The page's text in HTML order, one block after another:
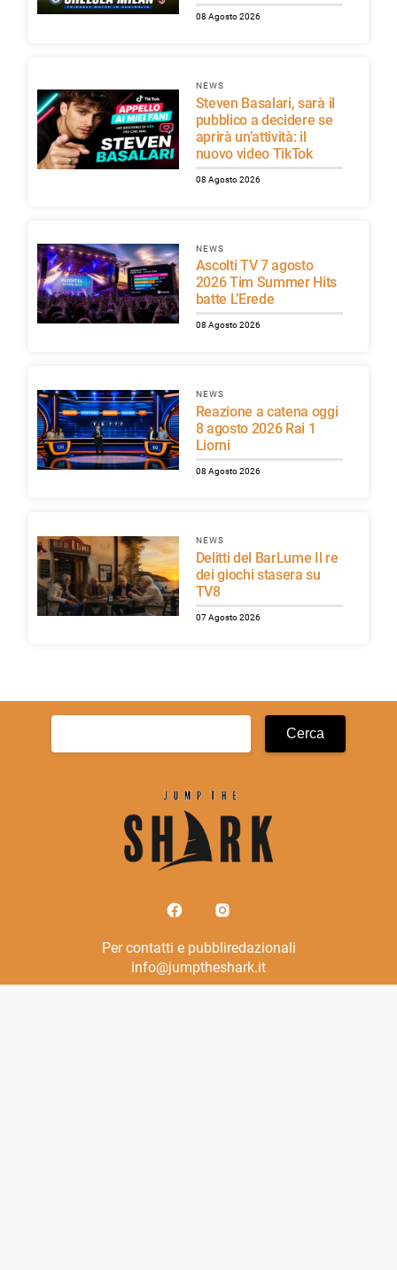
08 Agosto 2026
NEWS
Steven Basalari, sarà il
pubblico a decidere se
aprirà un’attività: il
nuovo video TikTok
08 Agosto 2026
NEWS
Ascolti TV 7 agosto
2026 Tim Summer Hits
batte L’Erede
08 Agosto 2026
NEWS
Reazione a catena oggi
8 agosto 2026 Rai 1
Liorni
08 Agosto 2026
NEWS
Delitti del BarLume Il re
dei giochi stasera su
TV8
07 Agosto 2026
Ricerca
Per contatti e pubbliredazionali
info@jumptheshark.it